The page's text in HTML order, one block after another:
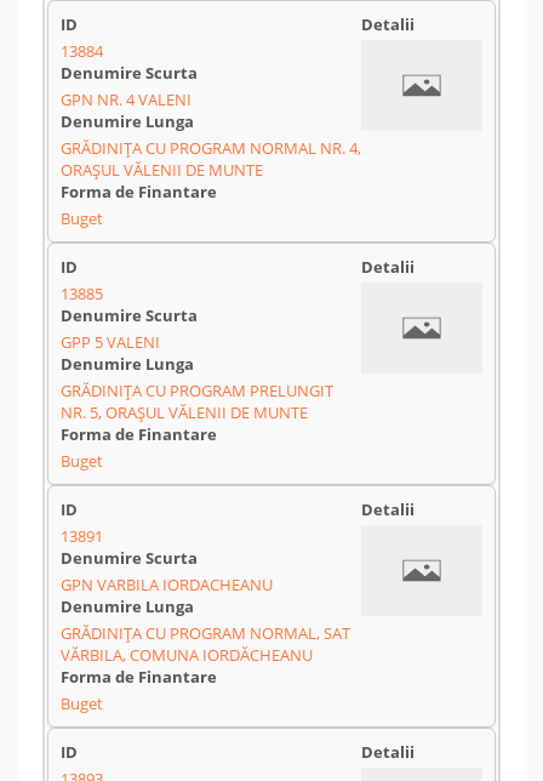
13884
GPN NR. 4 VALENI
GRĂDINIȚA CU PROGRAM NORMAL NR. 4,
ORAȘUL VĂLENII DE MUNTE
Buget
13885
GPP 5 VALENI
GRĂDINIȚA CU PROGRAM PRELUNGIT
NR. 5, ORAȘUL VĂLENII DE MUNTE
Buget
13891
GPN VARBILA IORDACHEANU
GRĂDINIȚA CU PROGRAM NORMAL, SAT
VĂRBILA, COMUNA IORDĂCHEANU
Buget